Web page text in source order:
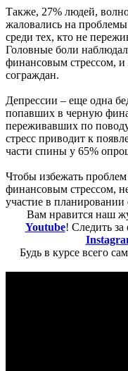
Также, 27% людей,
жаловались на
среди тех, кто не
Головные боли
финансовым стрессом,
сограждан.
Депрессии – еще одна
попавших в черную
переживавших по
стресс приводит к
части спины у 65%
Чтобы избежать
финансовым стрессом,
участие в планировании
Вам нравится наш
Youtube! Следить
Будь в курсе всего